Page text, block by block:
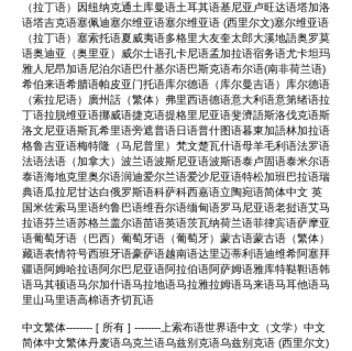
（拉丁语）因纽纳克通土库曼语土耳其语基尼亚卢旺达语塔加洛
语塔吉克语塞佩迪塞尔维亚语塞尔维亚语 (西里尔文)塞尔维亚语
（拉丁语）塞索托语夏威夷语多格里大友奎太郎大溪地語奥罗莫
语奥迪亚（奥里亚）威尔士语孔卡尼语孟加拉语宿务语尤卡坦玛
雅人尼昂加语尼泊尔语巴什基尔语巴斯克语布尔语(南非荷兰语)
希伯来语希腊语帕皮亚门托语库尔德语（库尔曼吉语）库尔德语
（索拉尼语）廣州話（繁体）弗里西语德语意大利语意第绪语拉
丁语拉脱维亚语挪威语捷克语提格里尼亚语斐濟語斯洛伐克语斯
洛文尼亚语斯瓦希里语旁遮普语日语普什图语暮東加語林加拉语
格鲁吉亚语梅特隆（马尼普里）梵文楚瓦什语母羊毛利语法罗语
法语法语（加拿大）波兰语波斯尼亚语波斯语泰卢固语泰米尔语
泰语海地克里奥尔语润迪爱尔兰语爱沙尼亚语特松加班巴拉语瑞
典语瓜拉尼甘达白俄罗斯语科萨科西嘉语立陶宛语简体中文 英
国米佐索马里语约鲁巴语维吾尔语缅甸语罗马尼亚语老挝语艾马
拉语芬兰语苏格兰盖尔语苗语英语茨瓦纳荷兰语菲律宾语萨摩亚
语葡萄牙语（巴西）葡萄牙语（葡萄牙）蒙古语蒙古语（繁体）
藏语表情符号西班牙语豪萨语越南语达里迈蒂利语迪维希阿塞拜
疆语阿姆哈拉语阿尔巴尼亚语阿拉伯语阿萨姆语雅库特鞑靼语韩
语马其顿语马尔加什语马拉地语马拉雅拉姆语马来语马耳他语马
里山马里语高棉语齐切瓦语
中文繁体-------- [ 所有 ] --------上索布语世界语中文（文学）中文
简体中文繁体丹麦语乌克兰语乌兹别克语乌兹别克语 (西里尔文)